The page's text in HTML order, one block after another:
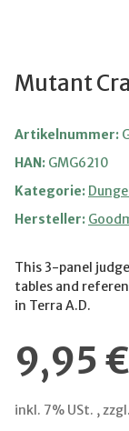
Mutant
Artikelnummer:
HAN: GMG6210
Kategorie:
Hersteller:
This 3-panel
tables and
in Terra A.D.
9,95 €
inkl. 7% USt. , zzgl.